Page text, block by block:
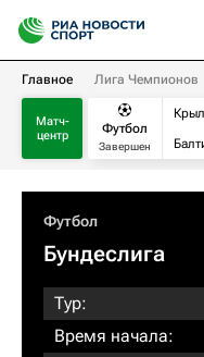
Главное Лига Чемпионов
Матч-
центр
Футбол
Завершен
Футбол
Бундеслига
Тур:
Время начала: